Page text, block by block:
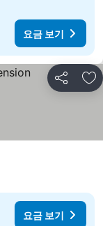
요금 보기
공유 즐
요금 보기